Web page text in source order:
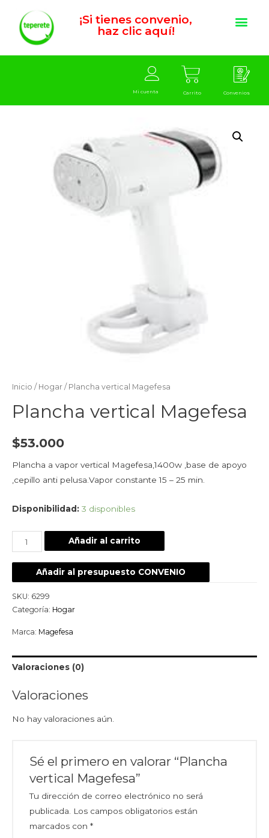
¡Si tienes convenio,
haz clic aquí!
Mi cuenta Carrito Convenios
Inicio / Hogar / Plancha vertical Magefesa
Plancha vertical Magefesa
$53.000
Plancha a vapor vertical Magefesa,1400w ,base de apoyo
,cepillo anti pelusa.Vapor constante 15 – 25 min.
Disponibilidad: 3 disponibles
Añadir al carrito
Añadir al presupuesto CONVENIO
SKU: 6299
Categoría: Hogar
Marca: Magefesa
Valoraciones (0)
Valoraciones
No hay valoraciones aún.
Sé el primero en valorar “Plancha
vertical Magefesa”
Tu dirección de correo electrónico no será
publicada.
Los campos obligatorios están
marcados con*